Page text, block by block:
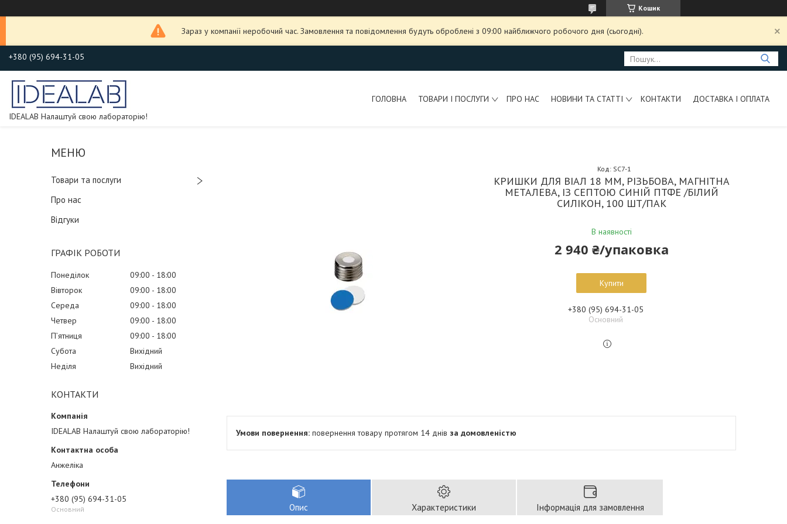
Кошик
Зараз у компанії неробочий час. Замовлення та повідомлення будуть оброблені з 09:00 найближчого робочого дня (сьогодні).
+380 (95) 694-31-05
IDEALAB Налаштуй свою лабораторію!
ГОЛОВНА ТОВАРИ І ПОСЛУГИ ПРО НАС НОВИНИ ТА СТАТТІ КОНТАКТИ ДОСТАВКА І ОПЛАТА
Товари та послуги
Про нас
Відгуки
ГРАФІК РОБОТИ
Понеділок 09:00
18:00
Вівторок
09:00
18:00
Середа
09:00
18:00
Четвер
09:00
18:00
Пʼятниця
09:00
18:00
Субота
Вихідний
Неділя
Вихідний
КОНТАКТИ
IDEALAB Налаштуй свою лабораторію!
Анжеліка
+380 (95) 694-31-05
Основний
КРИШКИ ДЛЯ ВІАЛ 18 ММ, РІЗЬБОВА, МАГНІТНА
МЕТАЛЕВА, ІЗ СЕПТОЮ СИНІЙ ПТФЕ /БІЛИЙ
СИЛІКОН, 100 ШТ/ПАК
В наявності
Код: SC7-1
2 940 ₴/упаковка
Купити
+380 (95) 694-31-05
Основний
повернення товару протягом 14 днів за домовленістю
Опис Характеристики Інформація для замовлення